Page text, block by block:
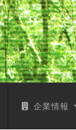
企業情報